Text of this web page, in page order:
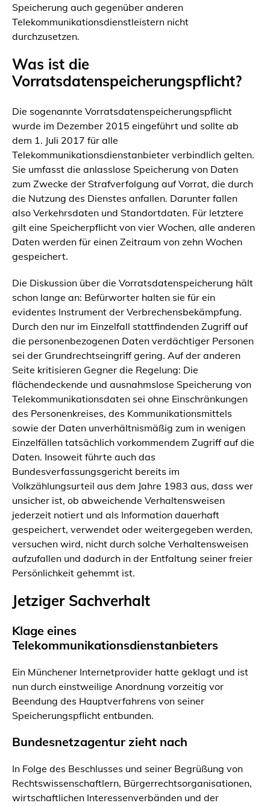
Speicherung auch gegenüber anderen
Telekommunikationsdienstleistern nicht
durchzusetzen.
Was ist die
Vorratsdatenspeicherungspflicht?
Die sogenannte Vorratsdatenspeicherungspflicht
wurde im Dezember 2015 eingeführt und sollte ab
dem 1. Juli 2017 für alle
Telekommunikationsdienstanbieter verbindlich gelten.
Sie umfasst die anlasslose Speicherung von Daten
zum Zwecke der Strafverfolgung auf Vorrat, die durch
die Nutzung des Dienstes anfallen. Darunter fallen
also Verkehrsdaten und Standortdaten. Für letztere
gilt eine Speicherpflicht von vier Wochen, alle anderen
Daten werden für einen Zeitraum von zehn Wochen
gespeichert.
Die Diskussion über die Vorratsdatenspeicherung hält
schon lange an: Befürworter halten sie für ein
evidentes Instrument der Verbrechensbekämpfung.
Durch den nur im Einzelfall stattfindenden Zugriff auf
die personenbezogenen Daten verdächtiger Personen
sei der Grundrechtseingriff gering. Auf der anderen
Seite kritisieren Gegner die Regelung: Die
flächendeckende und ausnahmslose Speicherung von
Telekommunikationsdaten sei ohne Einschränkungen
des Personenkreises, des Kommunikationsmittels
sowie der Daten unverhältnismäßig zum in wenigen
Einzelfällen tatsächlich vorkommendem Zugriff auf die
Daten. Insoweit führte auch das
Bundesverfassungsgericht bereits im
Volkzählungsurteil aus dem Jahre 1983 aus, dass wer
unsicher ist, ob abweichende Verhaltensweisen
jederzeit notiert und als Information dauerhaft
gespeichert, verwendet oder weitergegeben werden,
versuchen wird, nicht durch solche Verhaltensweisen
aufzufallen und dadurch in der Entfaltung seiner freier
Persönlichkeit gehemmt ist.
Jetziger Sachverhalt
Klage eines
Telekommunikationsdienstanbieters
Ein Münchener Internetprovider hatte geklagt und ist
nun durch einstweilige Anordnung vorzeitig vor
Beendung des Hauptverfahrens von seiner
Speicherungspflicht entbunden.
Bundesnetzagentur zieht nach
In Folge des Beschlusses und seiner Begrüßung von
Rechtswissenschaftlern, Bürgerrechtsorganisationen,
wirtschaftlichen Interessenverbänden und der